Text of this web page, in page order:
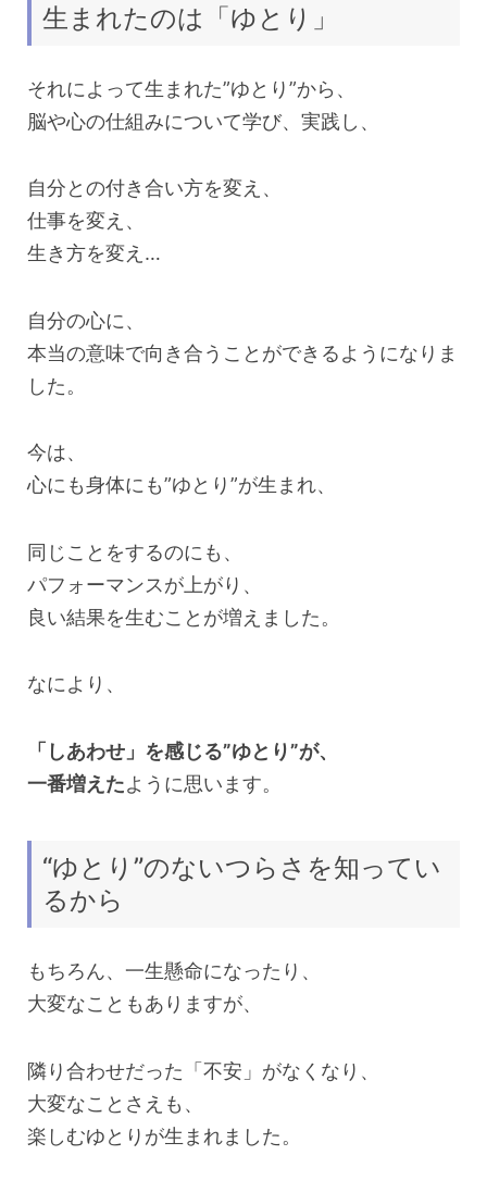
生まれたのは「ゆとり」
それによって生まれた”ゆとり”から、
脳や心の仕組みについて学び、実践し、
自分との付き合い方を変え、
仕事を変え、
生き方を変え…
自分の心に、
本当の意味で向き合うことができるようになりま
した。
今は、
心にも身体にも”ゆとり”が生まれ、
同じことをするのにも、
パフォーマンスが上がり、
良い結果を生むことが増えました。
なにより、
「しあわせ」を感じる”ゆとり”が、
一番増えたように思います。
“ゆとり”のないつらさを知ってい
るから
もちろん、一生懸命になったり、
大変なこともありますが、
隣り合わせだった「不安」がなくなり、
大変なことさえも、
楽しむゆとりが生まれました。